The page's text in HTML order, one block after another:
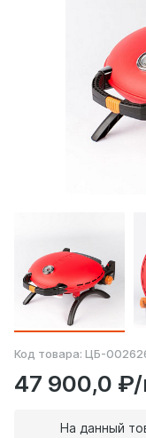
Код товара: ЦБ-
47 900,0
На данный